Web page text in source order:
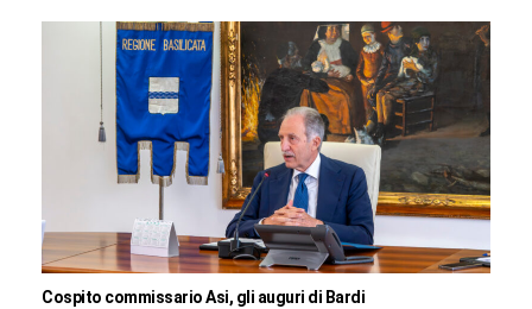
Cospito commissario Asi, gli auguri di Bardi